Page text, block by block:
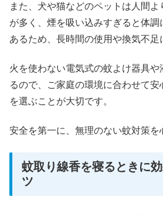
また、犬や猫などのペットは人間
が多く、煙を吸い込みすぎると体調
あるため、長時間の使用や換気不足
火を使わない電気式の蚊よけ器具
るので、ご家庭の環境に合わせて安
を選ぶことが大切です。
安全を第一に、無理のない蚊対策を
蚊取り線香を寝るときに
ツ